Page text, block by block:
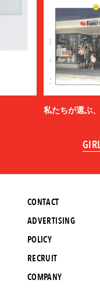
私たちが選ぶ
CONTACT
ADVERTISING
POLICY
RECRUIT
COMPANY